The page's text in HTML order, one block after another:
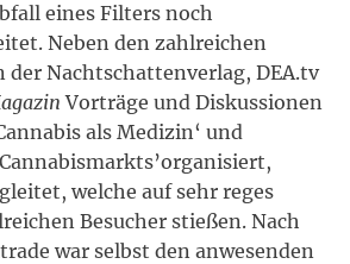
eines Filters noch
Neben den zahlreichen
der Nachtschattenverlag, DEA.tv
Vorträge und Diskussionen
als Medizin‘ und
welche auf sehr reges
Besucher stießen. Nach
war selbst den anwesenden